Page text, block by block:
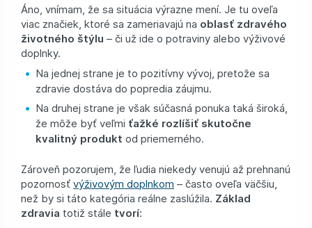
Áno, vnímam, že sa situácia výrazne mení. Je tu oveľa
viac značiek, ktoré sa zameriavajú na oblasť zdravého
životného štýlu – či už ide o potraviny alebo výživové
doplnky.
Na jednej strane je to pozitívny vývoj, pretože sa
zdravie dostáva do popredia záujmu.
Na druhej strane je však súčasná ponuka taká široká,
že môže byť veľmi ťažké rozlíšiť skutočne
kvalitný produkt od priemerného.
Zároveň pozorujem, že ľudia niekedy venujú až prehnanú
pozornosť výživovým doplnkom – často oveľa väčšiu,
než by si táto kategória reálne zaslúžila. Základ
zdravia totiž stále tvorí: